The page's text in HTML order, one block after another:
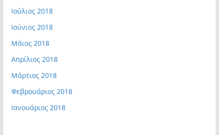
Ιούλιος 2018
Ιούνιος 2018
Μάιος 2018
Απρίλιος 2018
Μάρτιος 2018
Φεβρουάριος 2018
Ιανουάριος 2018